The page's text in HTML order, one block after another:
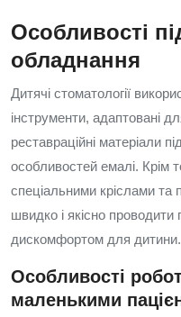
Особливості
обладнання
Дитячі стоматології
інструменти, адаптовані
реставраційні матеріали
особливостей емалі. Крім
спеціальними кріслами
швидко і якісно
дискомфортом для дитини.
Особливості
маленькими